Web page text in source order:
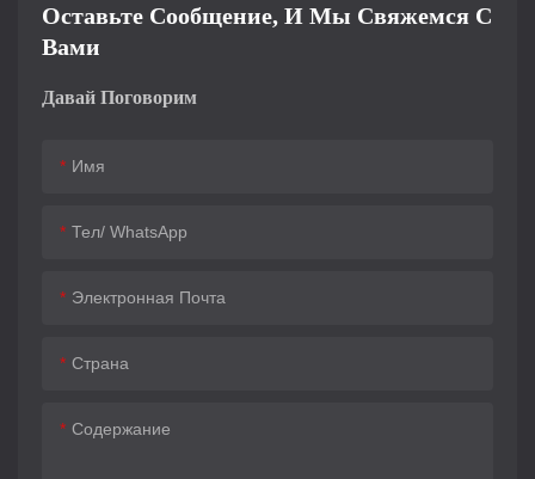
Оставьте Сообщение, И Мы Свяжемся С
Вами
Давай Поговорим
Имя
Тел/ WhatsApp
Электронная Почта
Страна
Содержание